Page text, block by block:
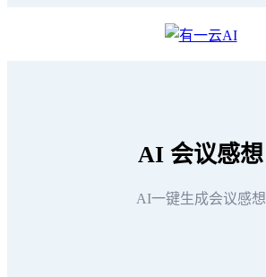
AI 会议感想
AI一键生成会议感想